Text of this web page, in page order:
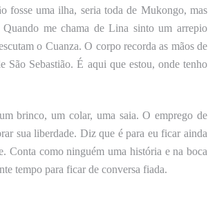
fosse uma ilha, seria toda de Mukongo, mas
me chama de Lina sinto um arrepio
o Cuanza. O corpo recorda as mãos de
São Sebastião. É aqui que estou, onde tenho
brinco, um colar, uma saia. O emprego de
sua liberdade. Diz que é para eu ficar ainda
Conta como ninguém uma história e na boca
tempo para ficar de conversa fiada.